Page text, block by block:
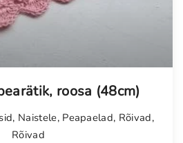
roosa (48cm)
, Naistele, Peapaelad, Rõivad,
Rõivad